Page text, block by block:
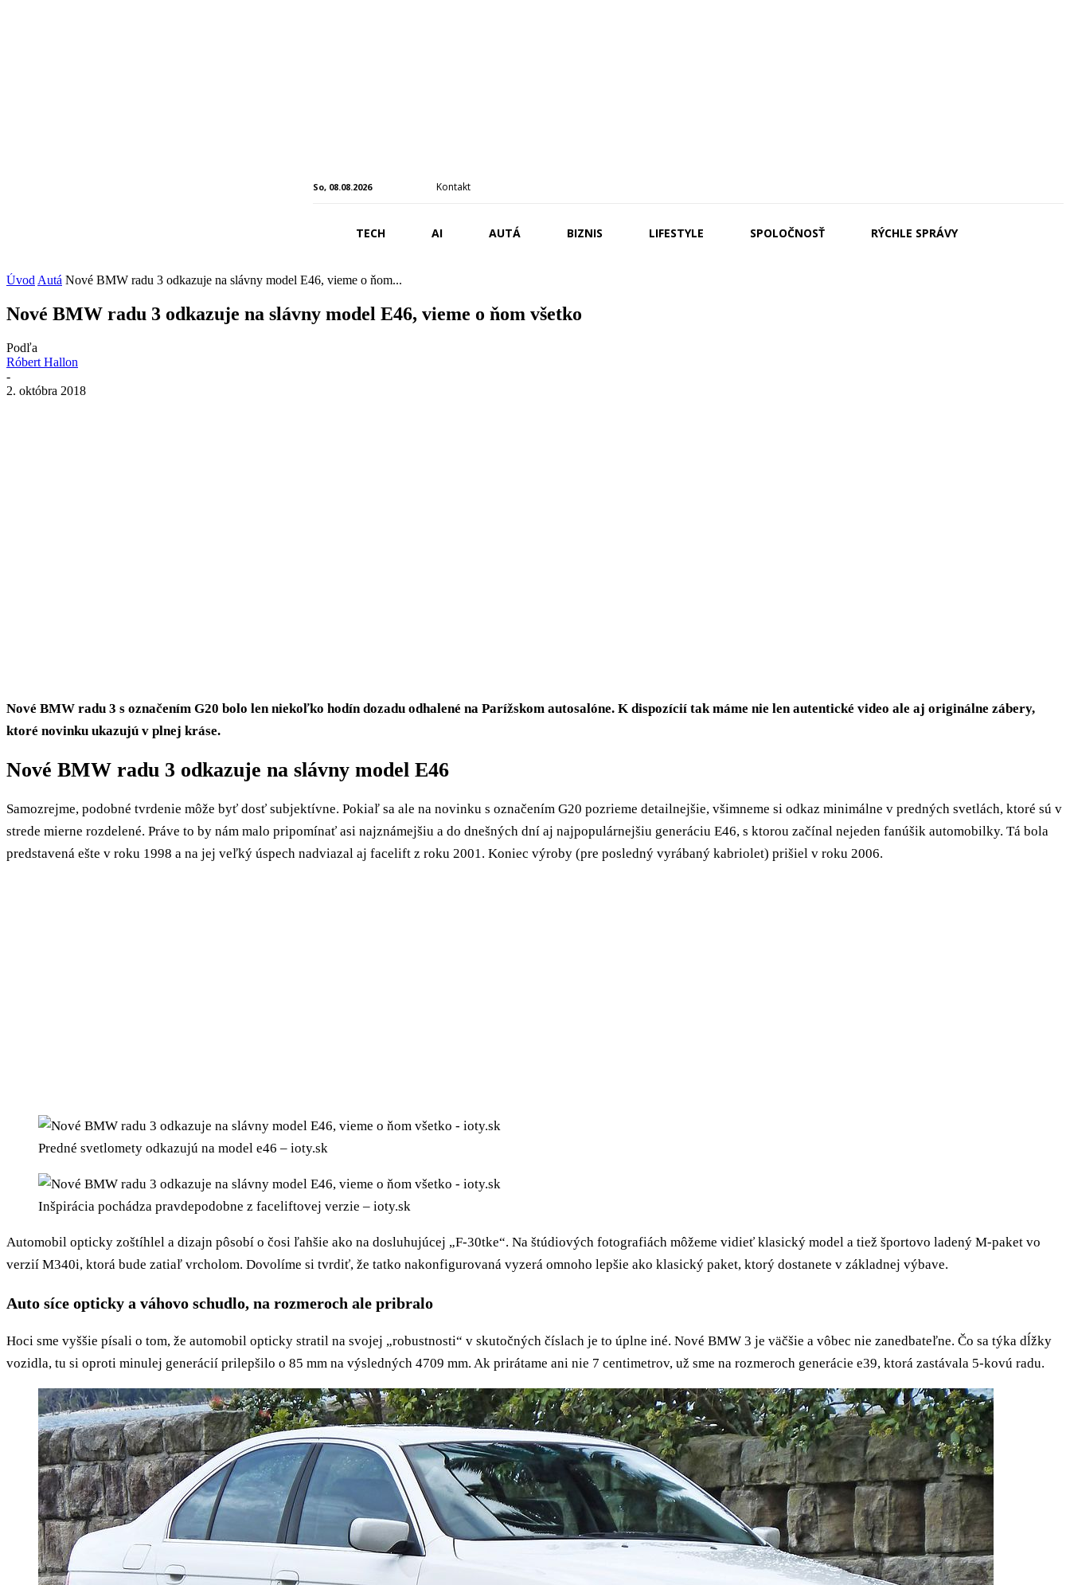
So, 08.08.2026 Kontakt
TECH AI AUTÁ BIZNIS LIFESTYLE SPOLOČNOSŤ RÝCHLE SPRÁVY
Úvod Autá Nové BMW radu 3 odkazuje na slávny model E46, vieme o ňom...
Nové BMW radu 3 odkazuje na slávny model E46, vieme o ňom všetko
Podľa
Róbert Hallon
-
2. októbra 2018
Nové BMW radu 3 s označením G20 bolo len niekoľko hodín dozadu odhalené na Parížskom autosalóne. K dispozícií tak máme nie len autentické video ale aj originálne zábery,
ktoré novinku ukazujú v plnej kráse.
Nové BMW radu 3 odkazuje na slávny model E46
Samozrejme, podobné tvrdenie môže byť dosť subjektívne. Pokiaľ sa ale na novinku s označením G20 pozrieme detailnejšie, všimneme si odkaz minimálne v predných svetlách, ktoré sú v
strede mierne rozdelené. Práve to by nám malo pripomínať asi najznámejšiu a do dnešných dní aj najpopulárnejšiu generáciu E46, s ktorou začínal nejeden fanúšik automobilky. Tá bola
predstavená ešte v roku 1998 a na jej veľký úspech nadviazal aj facelift z roku 2001. Koniec výroby (pre posledný vyrábaný kabriolet) prišiel v roku 2006.
Predné svetlomety odkazujú na model e46 – ioty.sk
Inšpirácia pochádza pravdepodobne z faceliftovej verzie – ioty.sk
Automobil opticky zoštíhlel a dizajn pôsobí o čosi ľahšie ako na dosluhujúcej „F-30tke“. Na štúdiových fotografiách môžeme vidieť klasický model a tiež športovo ladený M-paket vo
verzií M340i, ktorá bude zatiaľ vrcholom. Dovolíme si tvrdiť, že tatko nakonfigurovaná vyzerá omnoho lepšie ako klasický paket, ktorý dostanete v základnej výbave.
Auto síce opticky a váhovo schudlo, na rozmeroch ale pribralo
Hoci sme vyššie písali o tom, že automobil opticky stratil na svojej „robustnosti“ v skutočných číslach je to úplne iné. Nové BMW 3 je väčšie a vôbec nie zanedbateľne. Čo sa týka dĺžky
vozidla, tu si oproti minulej generácií prilepšilo o 85 mm na výsledných 4709 mm. Ak prirátame ani nie 7 centimetrov, už sme na rozmeroch generácie e39, ktorá zastávala 5-kovú radu.